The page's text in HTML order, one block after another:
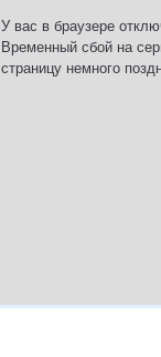
У вас в браузере
Временный сбой на
страницу немного